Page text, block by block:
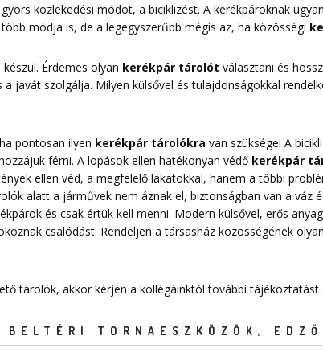
gyors közlekedési módot, a biciklizést. A kerékpároknak
több módja is, de a legegyszerűbb mégis az, ha közösségi
Érdemes olyan kerékpár tárolót választani és
javát szolgálja. Milyen külsővel és tulajdonságokkal
pontosan ilyen kerékpár tárolókra van szüksége! A
férni. A lopások ellen hatékonyan védő kerékpár
ellen véd, a megfelelő lakatokkal, hanem a többi
alatt a járművek nem áznak el, biztonságban van a váz
és csak értük kell menni. Modern külsővel, erős
csalódást. Rendeljen a társasház közösségének olyan
tárolók, akkor kérjen a kollégáinktól további
TORNAESZKÖZÖK,